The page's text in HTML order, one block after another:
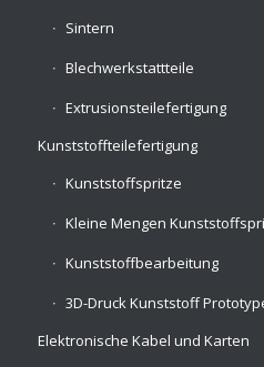
Sintern
Blechwerkstattteile
Extrusionsteilefertigung
Kunststoffteilefertigung
Kunststoffspritze
Kleine Mengen
Kunststoffbearbeitung
3D-Druck Kunststoff
Elektronische Kabel und Karten